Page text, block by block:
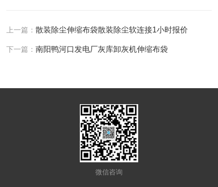
上一篇：散装除尘伸缩布袋散装除尘软连接1小时报价
下一篇：南阳鸭河口发电厂灰库卸灰机伸缩布袋
微信咨询